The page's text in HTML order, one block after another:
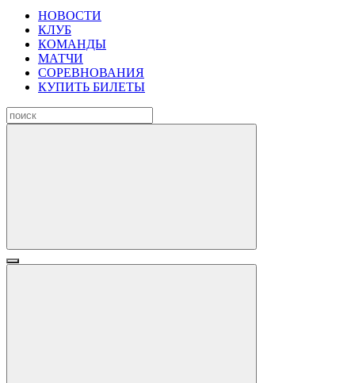
НОВОСТИ
КЛУБ
КОМАНДЫ
МАТЧИ
СОРЕВНОВАНИЯ
КУПИТЬ БИЛЕТЫ